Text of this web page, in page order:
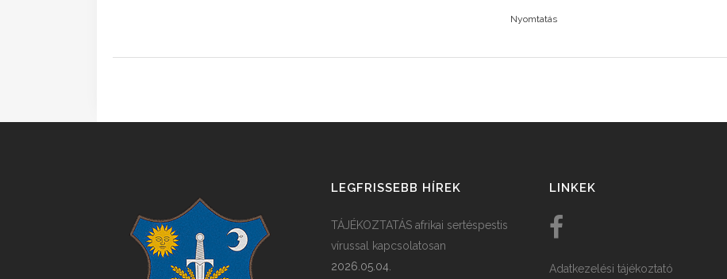
Nyomtatás
LEGFRISSEBB HÍREK
TÁJÉKOZTATÁS afrikai sertéspestis
vírussal kapcsolatosan
2026.05.04.
LINKEK
Adatkezelési tájékoztató